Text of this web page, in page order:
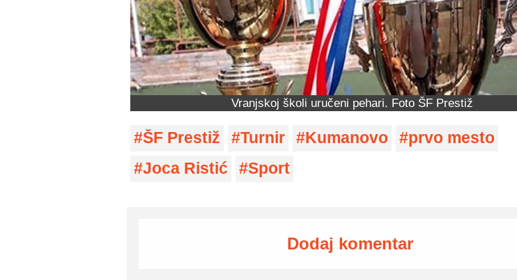
Vranjskoj školi uručeni pehari. Foto ŠF Prestiž
ŠF Prestiž Turnir Kumanovo
prvo mesto
Joca Ristić
Sport
Dodaj komentar